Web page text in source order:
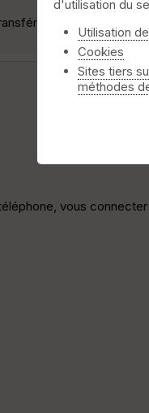
sur Wahoo qu'il
vous
d'utilisation du
Utilisation
Cookies
Sites tiers
méthodes